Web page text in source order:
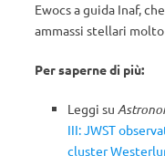
Ewocs a guida Inaf,
ammassi stellari
Per saperne di più:
Leggi su
III: JWST
cluster